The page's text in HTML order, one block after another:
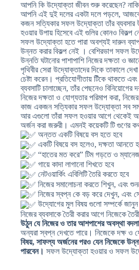
আপনি কি উদ্যোক্তা জীবন শুরু করেছেন?
আপনি এই দুই দলের একটা দলে পড়লে,
কজন সত্যিকার সফল উদ্যোক্তা তাঁর ব্যবসার
হওয়ার উপায় হিসেবে এই গুলির কোনও বিকল্প
সফল উদ্যোক্তা হতে পারা অবশ্যই দারুন
উন্নত করার বিকল্প নেই । বেশিরভাগ সফল
উন্নতি ঘটানোর পাশাপাশি নিজের দক্ষতা ও
পৃথিবীর সেরা উদ্যোক্তাদের দিকে তাকালে
চেষ্টা করেন। প্রতিযোগীতায় টিঁকে থাকতে
ব্যবসাটি চালাচ্ছেন, তাঁর পেছনেও
নিজের দক্ষতা ও যোগ্যতার পরিমাপ করা,
কাজ একজন সত্যিকার সফল উদ্যোক্তা সব
আর এগুলো তাঁরা সফল হওয়ার আগে থেকেই
অর্জন করা জরুরী। এমনই কয়েকটি টি গুণের
অন্তত একটি বিষয়ে বস হতে হবে
একটি বিষয়ে বস হলেও, দক্ষতা আনতে
“হাতের মত করে” টিম গড়তে ও
গায়ে কাদা লাগানো শিখতে হবে
নেটওয়ার্কিং এবিলিটি তৈরি করতে হবে
নিজের সমালোচনা করতে শিখুন, এবং
নিজের স্বপ্ন কে বড় করে দেখুন, এবং
উদ্যোগের মুল বিষয় গুলো সম্পর্কে
নিজের ব্যবসাকে তৈরী করার আগে নিজেকে
উঠুন যে নিজের ও তার আশপাশের অবস্থা
অন্যরা স্বপ্ন দেখতে পারে। নিজেকে দক্ষ ও
বিষয়, সাফল্য অর্জনের পরও যেন নিজেকে
পারবেন। সফল উদ্যোক্তা হওয়ার ও সফল